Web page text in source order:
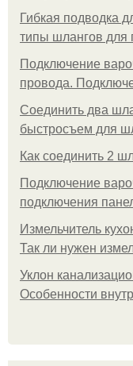
Гибкая подводка
типы шлангов для
Подключение
провода.
Соединить два
быстросъем для
Как соединить 2
Подключение
подключения
Измельчитель
Так ли нужен
Уклон
Особенности